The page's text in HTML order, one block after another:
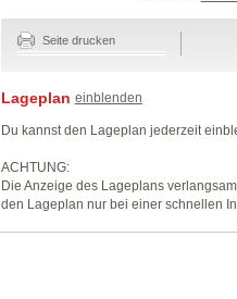
Seite drucken
Lageplan einblenden
Du kannst den Lageplan jederzeit
ACHTUNG:
Die Anzeige des Lageplans
den Lageplan nur bei einer schnellen